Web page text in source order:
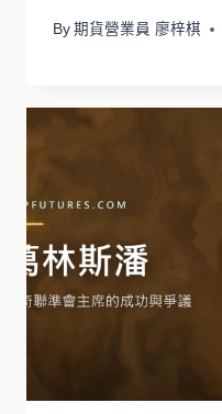
By 期貨營業員 廖梓棋